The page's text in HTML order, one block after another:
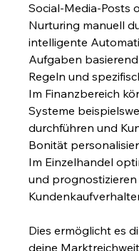
Social-Media-Posts
Nurturing manuell
intelligente
Aufgaben
Regeln und
Im Finanzbereich
Systeme
durchführen und
Bonität
Im Einzelhandel
und
Dies ermöglicht es
deine